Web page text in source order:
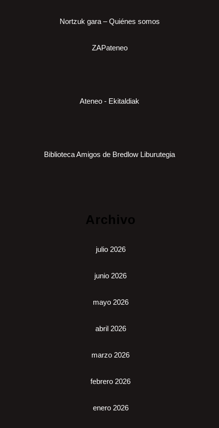
Nortzuk gara – Quiénes somos
ZAPateneo
Ateneo - Ekitaldiak
Biblioteca Amigos de Bredlow Liburutegia
Archivo
julio 2026
junio 2026
mayo 2026
abril 2026
marzo 2026
febrero 2026
enero 2026